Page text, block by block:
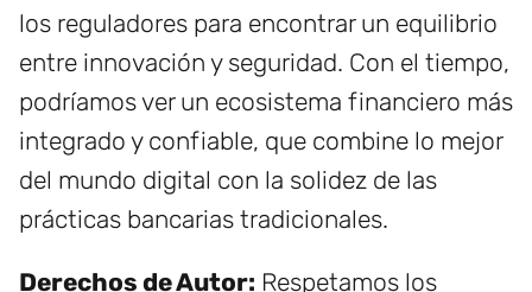
los reguladores para encontrar un equilibrio
entre innovación y seguridad. Con el tiempo,
podríamos ver un ecosistema financiero más
integrado y confiable, que combine lo mejor
del mundo digital con la solidez de las
prácticas bancarias tradicionales.
Derechos de Autor: Respetamos los